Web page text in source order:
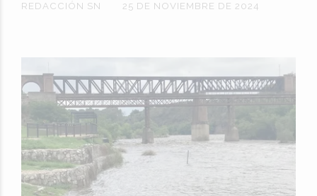
REDACCIÓN SN 25 DE NOVIEMBRE DE 2024